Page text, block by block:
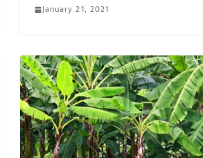
January 21, 2021